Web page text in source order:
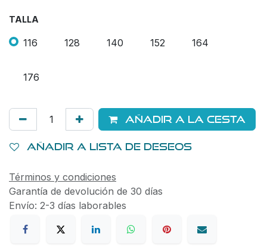
TALLA
116 128 140 152 164
176
Añadir a la cesta
Añadir a lista de deseos
Términos y condiciones
Garantía de devolución de 30 días
Envío: 2-3 días laborables